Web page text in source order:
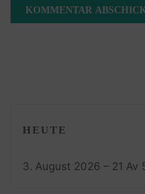
HEUTE
3. August 2026 – 21 Av